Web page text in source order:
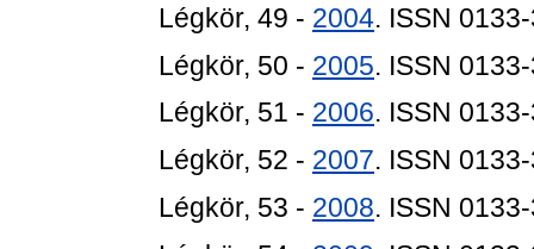
Légkör, 49 - 2004. ISSN
Légkör, 50 - 2005. ISSN
Légkör, 51 - 2006. ISSN
Légkör, 52 - 2007. ISSN
Légkör, 53 - 2008. ISSN